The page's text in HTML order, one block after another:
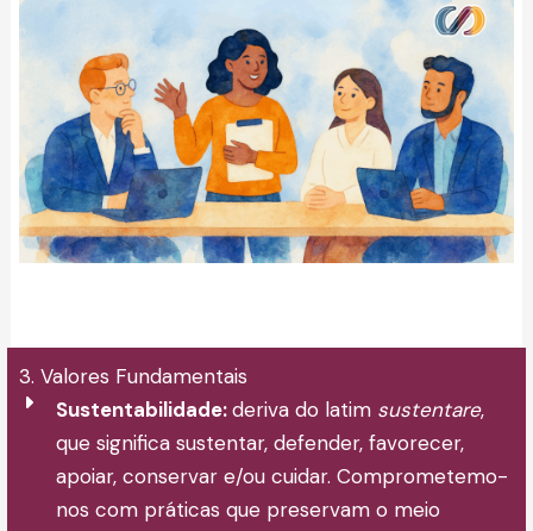
3. Valores Fundamentais
Sustentabilidade:deriva do latim sustentare,
que significa sustentar, defender, favorecer,
apoiar, conservar e/ou cuidar. Comprometemo-
nos com práticas que preservam o meio